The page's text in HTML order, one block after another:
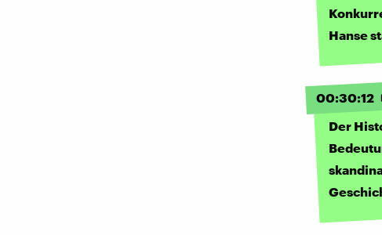
Hanse
00:30:12
Der